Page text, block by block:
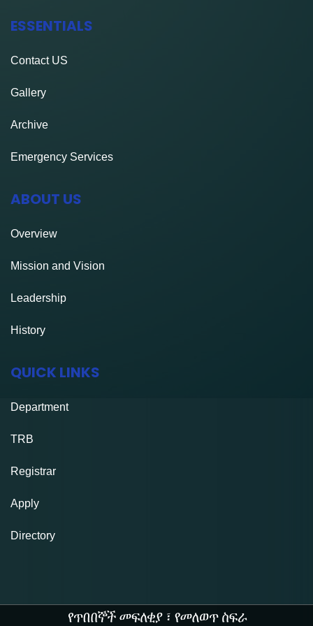
I
ESSENTIALS
ContactUS
Gallery
Archive
Emergency Services
ABOUT US
Overview
Mission and Vision
Leadership
History
QUICK LINKS
Department
TRB
Registrar
Apply
Directory